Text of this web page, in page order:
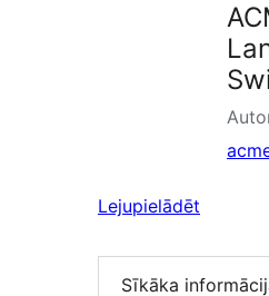
Lejupielādēt
Sīkāka